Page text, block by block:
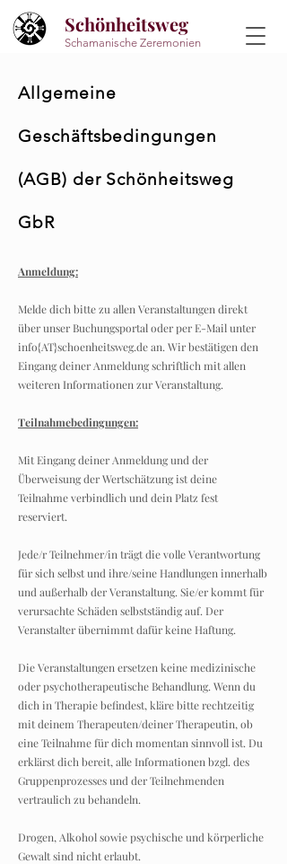
Schönheitsweg
Schamanische Zeremonien
Allgemeine
Geschäftsbedingungen
(AGB) der Schönheitsweg
GbR
Anmeldung:
Melde dich bitte zu allen Veranstaltungen direkt
über unser Buchungsportal oder per E-Mail unter
info{AT}schoenheitsweg.de an. Wir bestätigen den
Eingang deiner Anmeldung schriftlich mit allen
weiteren Informationen zur Veranstaltung.
Teilnahmebedingungen:
Mit Eingang deiner Anmeldung und der
Überweisung der Wertschätzung ist deine
Teilnahme verbindlich und dein Platz fest
reserviert.
Jede/r Teilnehmer/in trägt die volle Verantwortung
für sich selbst und ihre/seine Handlungen innerhalb
und außerhalb der Veranstaltung. Sie/er kommt für
verursachte Schäden selbstständig auf. Der
Veranstalter übernimmt dafür keine Haftung.
Die Veranstaltungen ersetzen keine medizinische
oder psychotherapeutische Behandlung. Wenn du
dich in Therapie befindest, kläre bitte rechtzeitig
mit deinem Therapeuten/deiner Therapeutin, ob
eine Teilnahme für dich momentan sinnvoll ist. Du
erklärst dich bereit, alle Informationen bzgl. des
Gruppenprozesses und der Teilnehmenden
vertraulich zu behandeln.
Drogen, Alkohol sowie psychische und körperliche
Gewalt sind nicht erlaubt.